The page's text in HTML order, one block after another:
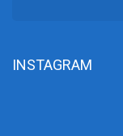
INSTAGRAM